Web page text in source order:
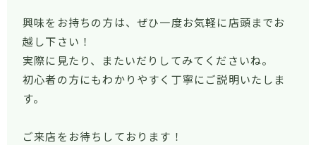
興味をお持ちの方は、ぜひ一度お気軽に店頭までお
越し下さい！
実際に見たり、またいだりしてみてくださいね。
初心者の方にもわかりやすく丁寧にご説明いたしま
す。
ご来店をお待ちしております！